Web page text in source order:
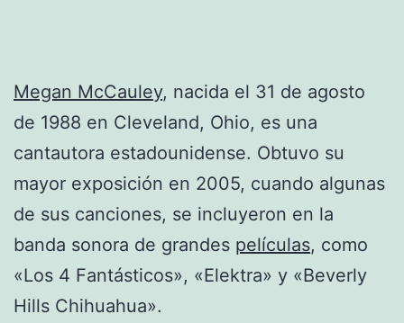
Megan McCauley, nacida el 31 de agosto
de 1988 en Cleveland, Ohio, es una
cantautora estadounidense. Obtuvo su
mayor exposición en 2005, cuando algunas
de sus canciones, se incluyeron en la
banda sonora de grandes películas, como
«Los 4 Fantásticos», «Elektra» y «Beverly
Hills Chihuahua».